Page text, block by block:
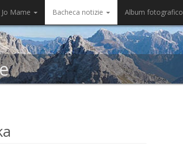
Mame Bacheca notizie Album fotografico